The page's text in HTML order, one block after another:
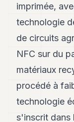
imprimée,
technologie
de circuits
NFC sur du
matériaux
procédé à
technologie
s'inscrit dans